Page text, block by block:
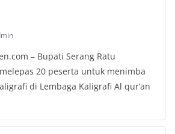
– Bupati Serang Ratu
20 peserta untuk menimba
di Lembaga Kaligrafi Al qur’an